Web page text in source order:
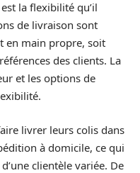
est la flexibilité qu’il
de livraison sont
en main propre, soit
des clients. La
et les options de
livrer leurs colis dans
à domicile, ce qui
clientèle variée. De